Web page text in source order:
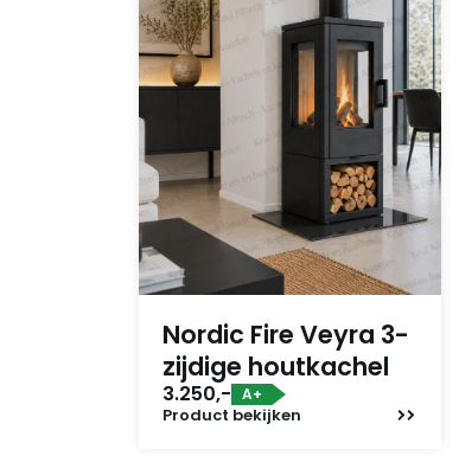
Nordic Fire Veyra 3-
zijdige houtkachel
3.250,- A+
Product bekijken